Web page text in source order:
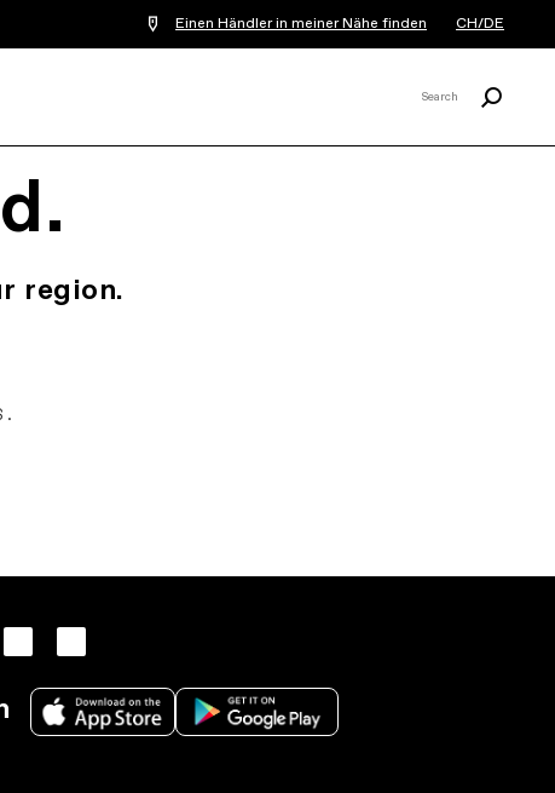
Einen Händler in meiner Nähe finden CH/DE
Search
region.